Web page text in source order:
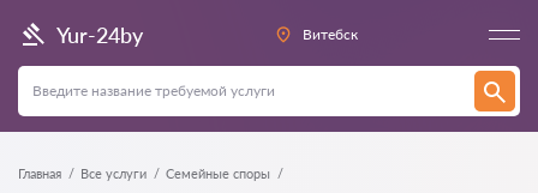
Yur-24by Витебск
Главная Все услуги Семейные споры